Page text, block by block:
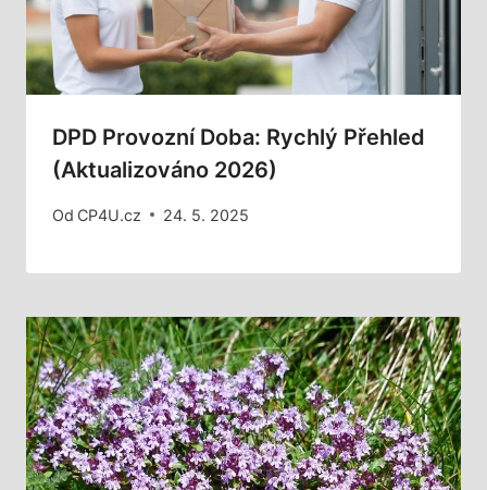
DPD Provozní Doba: Rychlý Přehled
(aktualizováno 2026)
Od CP4U.cz 24. 5. 2025